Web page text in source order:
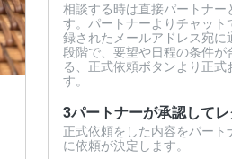
相談する時は直接パートナー
す。パートナーよりチャット
録されたメールアドレス宛に
段階で、要望や日程の条件が
る、正式依頼ボタンより正式
す。
3パートナーが承認して
正式依頼をした内容をパー
に依頼が決定します。